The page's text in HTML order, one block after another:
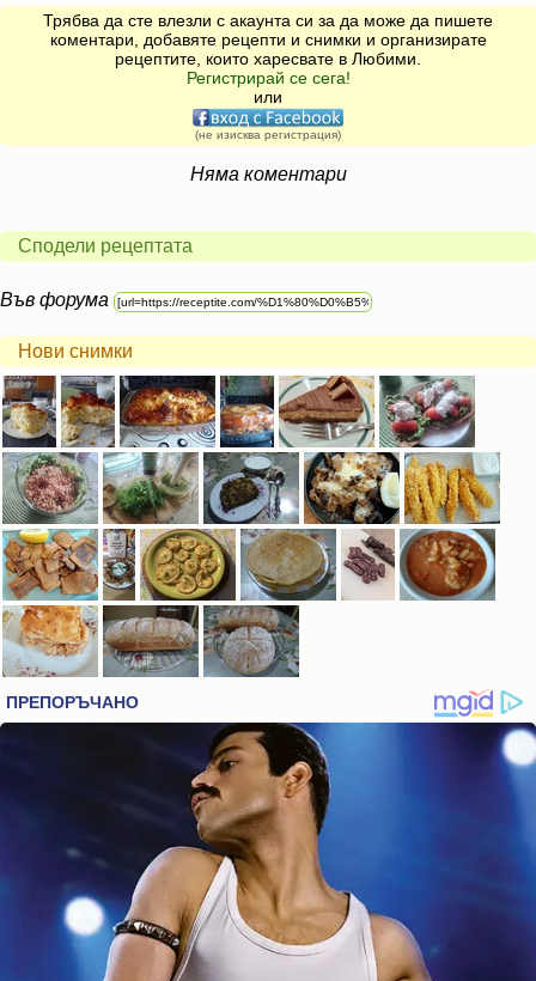
Трябва да сте влезли с акаунта си за да може да пишете
коментари, добавяте рецепти и снимки и организирате
рецептите, които харесвате в Любими.
Регистрирай се сега!
или
(не изисква регистрация)
Няма коментари
Сподели рецептата
Във форума
Нови снимки